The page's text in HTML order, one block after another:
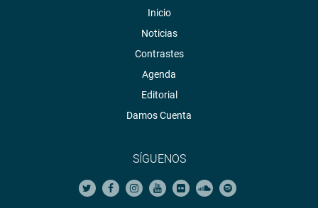
Inicio
Noticias
Contrastes
Agenda
Editorial
Damos Cuenta
SÍGUENOS